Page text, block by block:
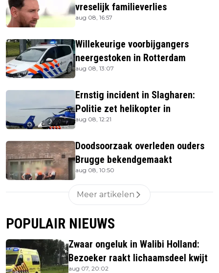
vreselijk familieverlies
aug 08, 16:57
Willekeurige voorbijgangers
neergestoken in Rotterdam
aug 08, 13:07
Ernstig incident in Slagharen:
Politie zet helikopter in
aug 08, 12:21
Doodsoorzaak overleden ouders
Brugge bekendgemaakt
aug 08, 10:50
Meer artikelen
POPULAIR NIEUWS
Zwaar ongeluk in Walibi Holland:
Bezoeker raakt lichaamsdeel kwijt
aug 07, 20:02